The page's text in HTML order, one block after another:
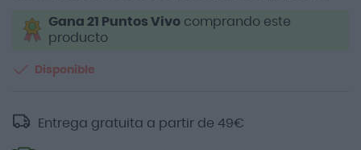
Gana 21 Puntos Vivo comprando este
producto
Disponible
Entrega gratuita a partir de 49€